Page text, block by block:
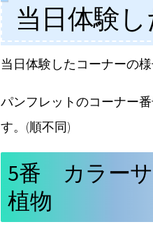
当日体験
当日体験したコーナーの
パンフレットのコーナー
す。(順不同)
5番 カラーサ
植物